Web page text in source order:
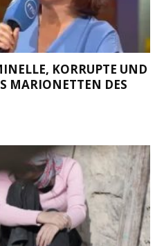
KORRUPTE UND
MARIONETTEN DES